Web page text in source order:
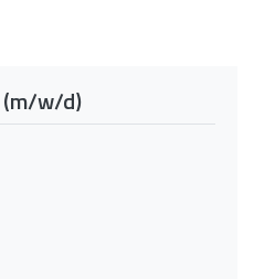
(m/w/d)